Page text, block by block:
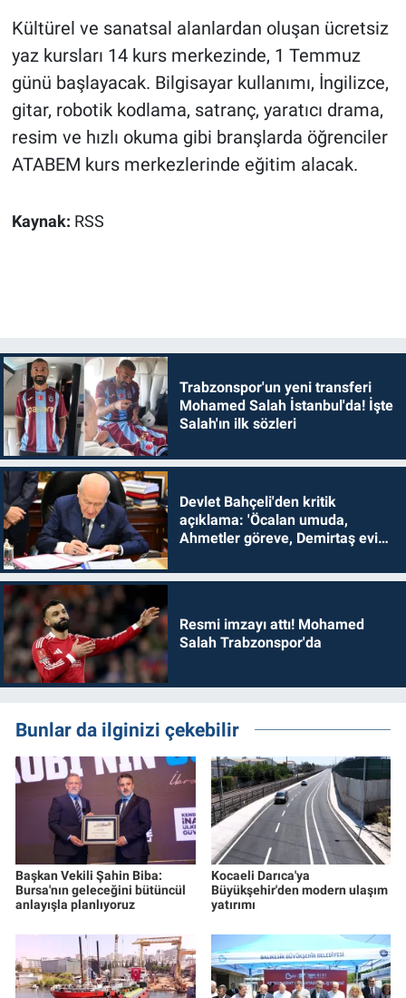
Kültürel ve sanatsal alanlardan oluşan ücretsiz
yaz kursları 14 kurs merkezinde, 1 Temmuz
günü başlayacak. Bilgisayar kullanımı, İngilizce,
gitar, robotik kodlama, satranç, yaratıcı drama,
resim ve hızlı okuma gibi branşlarda öğrenciler
ATABEM kurs merkezlerinde eğitim alacak.
Kaynak: RSS
Trabzonspor'un yeni transferi
Mohamed Salah İstanbul'da! İşte
Salah'ın ilk sözleri
Devlet Bahçeli'den kritik
açıklama: 'Öcalan umuda,
Ahmetler göreve, Demirtaş evine
Resmi imzayı attı! Mohamed
Salah Trabzonspor'da
Bunlar da ilginizi çekebilir
Başkan Vekili Şahin Biba:
Bursa'nın geleceğini bütüncül
anlayışla planlıyoruz
Kocaeli Darıca'ya
Büyükşehir'den modern ulaşım
yatırımı